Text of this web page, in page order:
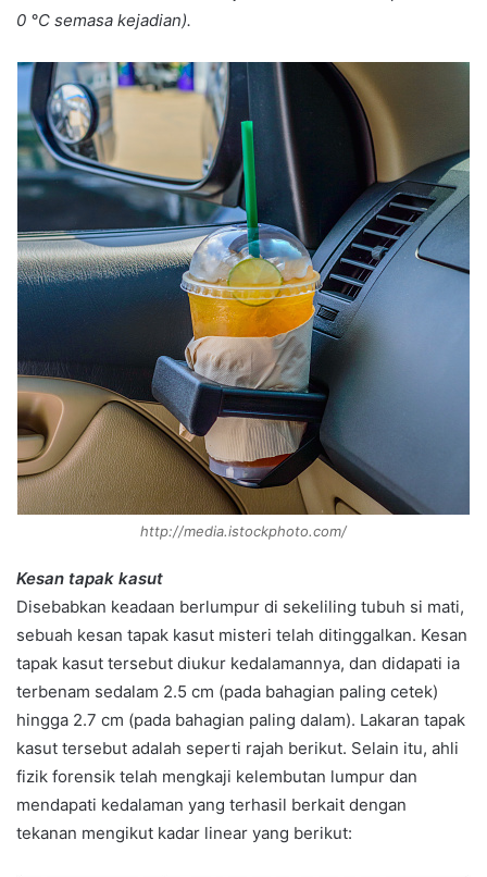
0 °C semasa kejadian).
http://media.istockphoto.com/
Kesan tapak kasut
Disebabkan keadaan berlumpur di sekeliling tubuh si mati,
sebuah kesan tapak kasut misteri telah ditinggalkan. Kesan
tapak kasut tersebut diukur kedalamannya, dan didapati ia
terbenam sedalam 2.5 cm (pada bahagian paling cetek)
hingga 2.7 cm (pada bahagian paling dalam). Lakaran tapak
kasut tersebut adalah seperti rajah berikut. Selain itu, ahli
fizik forensik telah mengkaji kelembutan lumpur dan
mendapati kedalaman yang terhasil berkait dengan
tekanan mengikut kadar linear yang berikut: